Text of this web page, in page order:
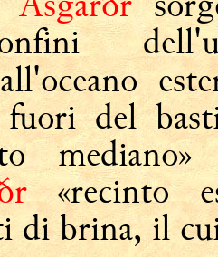
del
«recinto
di brina, il